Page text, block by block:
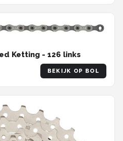
Ketting - 126 links
BEKIJK OP BOL